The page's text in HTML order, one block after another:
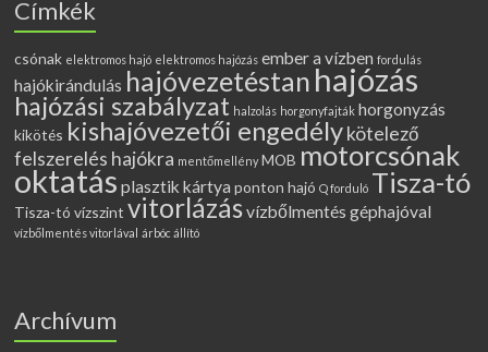
Címkék
csónak elektromos hajó elektromos hajózás ember a vízben fordulás
hajókirándulás hajóvezetéstan hajózás
hajózási szabályzat halzolás horgonyfajták horgonyzás
kikötés kishajóvezetői engedélykötelező
felszerelés hajókra mentőmellény MOB motorcsónak
oktatás plasztik kártya ponton hajó Q forduló Tisza-tó
Tisza-tó vízszint vitorlázásvízbőlmentés géphajóval
vízbőlmentés vitorlával árbóc állító
Archívum